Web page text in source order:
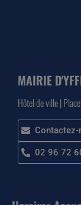
MAIRIE
Hôtel de ville |
Contactez-
02 96 72